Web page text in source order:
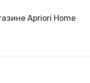
Apriori Home